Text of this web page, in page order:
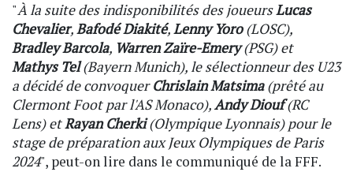
"À la suite des indisponibilités des joueursLucas
Chevalier,Bafodé Diakité,Lenny Yoro(LOSC),
Bradley Barcola, Warren Zaïre-Emery(PSG) et
Mathys Tel(Bayern Munich), le sélectionneur des U23
a décidé de convoquerChrislain Matsima(prêté au
Clermont Foot par l'AS Monaco),Andy Diouf(RC
Lens) etRayan Cherki(Olympique Lyonnais) pour le
stage de préparation aux Jeux Olympiques de Paris
2024", peut-on lire dans le communiqué de la FFF.